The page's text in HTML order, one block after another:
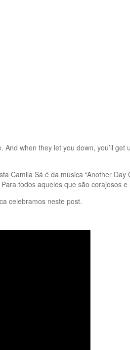
when they let you down, you’ll
Sá é da música “Another
todos aqueles que são corajosos
celebramos neste post.